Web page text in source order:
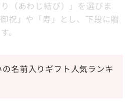
（あわじ結び）」を選びま
祝」や「寿」とし、下段に贈
。
の名前入りギフト人気ランキ